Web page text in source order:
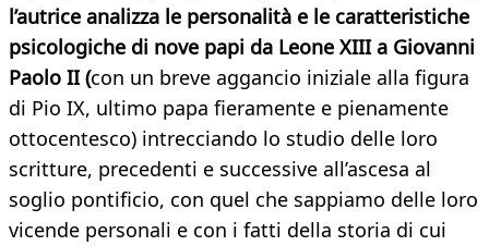
l’autrice analizza le personalità e le caratteristiche
psicologiche di nove papi da Leone XIII a Giovanni
Paolo II (con un breve aggancio iniziale alla figura
di Pio IX, ultimo papa fieramente e pienamente
ottocentesco) intrecciando lo studio delle loro
scritture, precedenti e successive all’ascesa al
soglio pontificio, con quel che sappiamo delle loro
vicende personali e con i fatti della storia di cui